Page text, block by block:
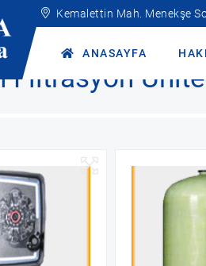
Kemalettin Mah. Menekşe
ANASAYFA
Hizmetlerimiz
Filtrasyon